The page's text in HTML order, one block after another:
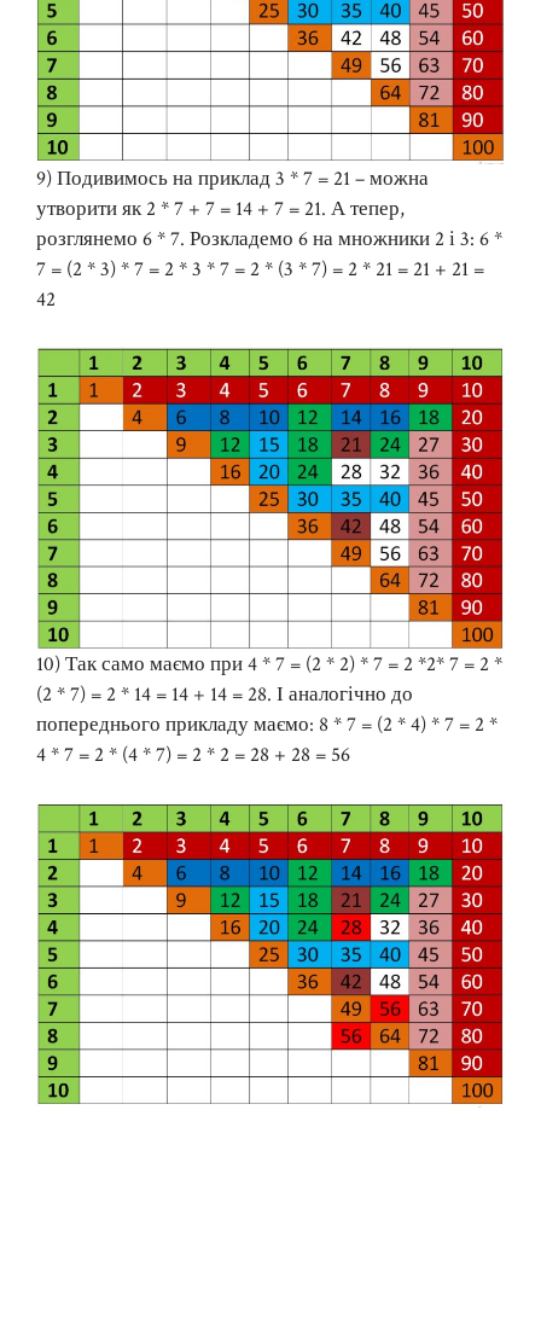
9) Подивимось на приклад 3 * 7 = 21 – можна
утворити як 2 * 7 + 7 = 14 + 7 = 21. А тепер,
розглянемо 6 * 7. Розкладемо 6 на множники 2 і 3: 6 *
7 = (2 * 3) * 7 = 2 * 3 * 7 = 2 * (3 * 7) = 2 * 21 = 21 + 21 =
42
10) Так само маємо при 4 * 7 = (2 * 2) * 7 = 2 *2* 7 = 2 *
(2 * 7) = 2 * 14 = 14 + 14 = 28. І аналогічно до
попереднього прикладу маємо: 8 * 7 = (2 * 4) * 7 = 2 *
4 * 7 = 2 * (4 * 7) = 2 * 2 = 28 + 28 = 56